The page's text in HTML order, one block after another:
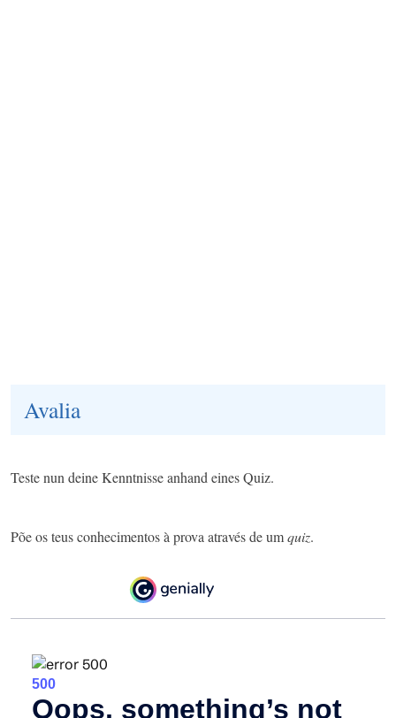
Avalia
Teste nun deine Kenntnisse anhand eines Quiz.
Põe os teus conhecimentos à prova através de umquiz.